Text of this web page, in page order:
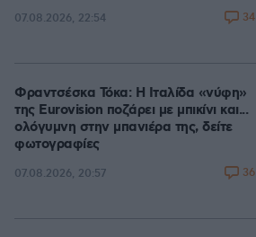
07.08.2026, 22:54 34
Φραντσέσκα Τόκα: Η Ιταλίδα «νύφη»
της Eurovision ποζάρει με μπικίνι και...
ολόγυμνη στην μπανιέρα της, δείτε
φωτογραφίες
07.08.2026, 20:57 36